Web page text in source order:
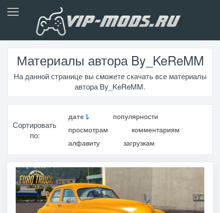
Материалы автора By_KeReMM
На данной странице вы сможете скачать все материалы
автора By_KeReMM.
Сортировать
по:
дате
популярности
просмотрам
комментариям
алфавиту
загрузкам